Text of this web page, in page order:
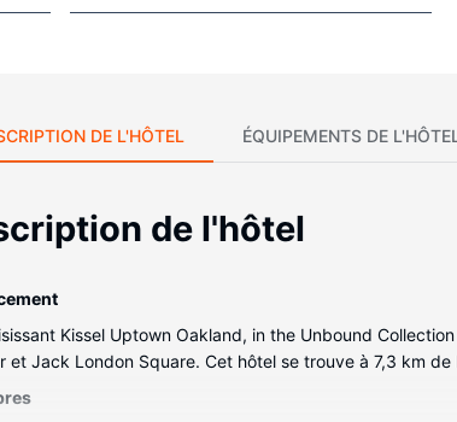
DE L'HÔTEL ÉQUIPEMENTS DE
de l'hôtel
Kissel Uptown Oakland, in the Unbound
et Jack London Square. Cet hôtel se trouve à 7,3 km